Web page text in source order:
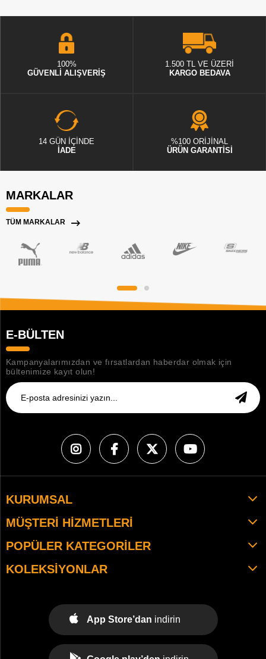
100%
GÜVENLİ ALIŞVERİŞ
1.500 TL VE ÜZERİ
KARGO BEDAVA
14 GÜN İÇİNDE
İADE
%100 ORİJİNAL
ÜRÜN GARANTİSİ
MARKALAR
TÜM MARKALAR
E-BÜLTEN
Kampanyalarımızdan ve fırsatlardan haberdar olmak için
bültenimize kayıt olun!
KURUMSAL
MÜŞTERI HIZMETLERI
POPÜLER KATEGORILER
KOLEKSIYONLAR
App Store’dan indirin